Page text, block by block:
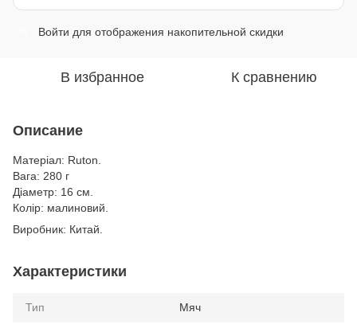
Войти для отображения накопительной скидки
В избранное К сравнению
Описание
Матеріал: Ruton.
Вага: 280 г
Діаметр: 16 см.
Колір: малиновий.
Виробник: Китай.
Характеристики
Тип Мяч